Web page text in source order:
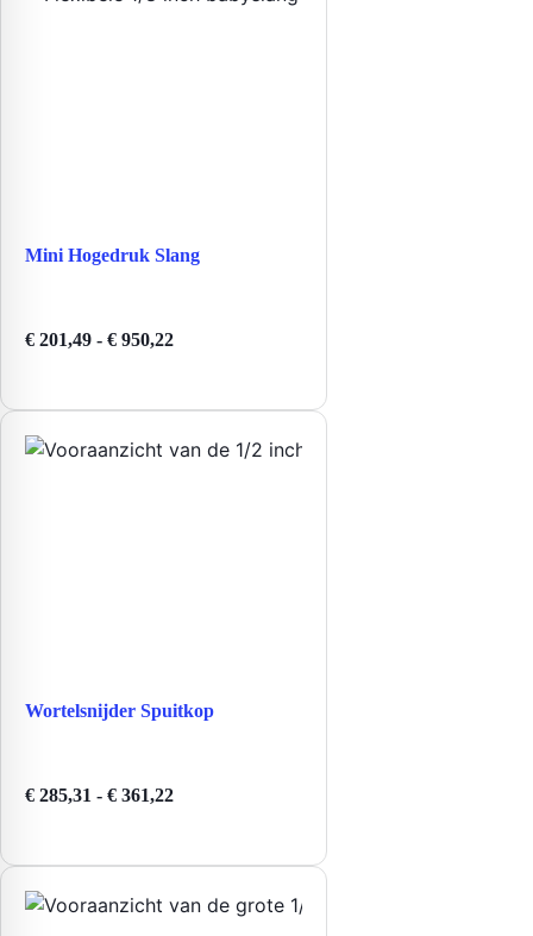
Mini Hogedruk Slang
€ 201,49 - € 950,22
Wortelsnijder Spuitkop
€ 285,31 - € 361,22